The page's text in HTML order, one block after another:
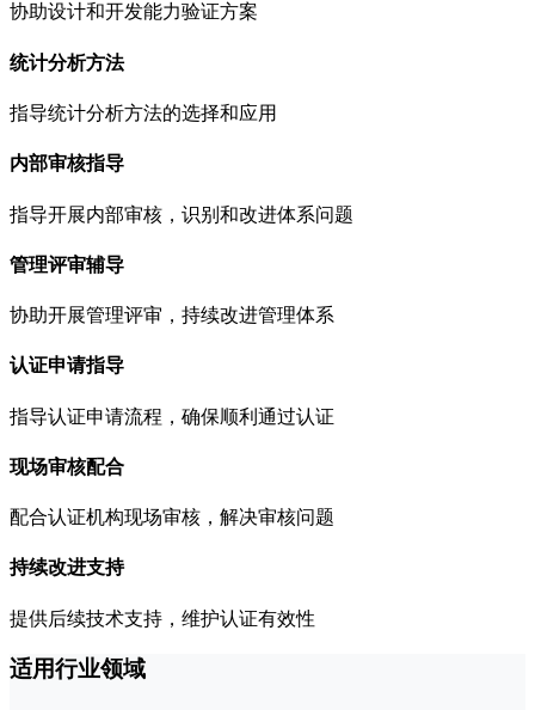
协助设计和开发能力验证方案
统计分析方法
指导统计分析方法的选择和应用
内部审核指导
指导开展内部审核，识别和改进体系问题
管理评审辅导
协助开展管理评审，持续改进管理体系
认证申请指导
指导认证申请流程，确保顺利通过认证
现场审核配合
配合认证机构现场审核，解决审核问题
持续改进支持
提供后续技术支持，维护认证有效性
适用行业领域